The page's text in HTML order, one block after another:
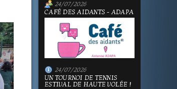
24/07/2026
CAFÉ DES AIDANTS - ADAPA
24/07/2026
UN TOURNOI DE TENNIS
ESTIVAL DE HAUTE VOLÉE !